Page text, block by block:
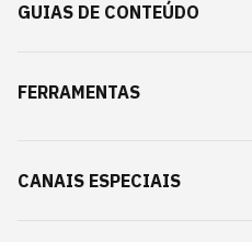
GUIAS DE CONTEÚDO
FERRAMENTAS
CANAIS ESPECIAIS